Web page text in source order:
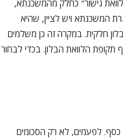
גישור" כחלק מהמשכנתא,
המשכנתא ויש לציין, שהיא
חלקית. במקרה זה כן משלמים
הלוואת הבלון. בכדי לבחור
לפעמים, לא רק הסכומים